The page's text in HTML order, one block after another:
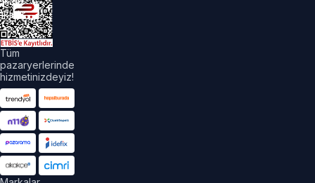
Tüm
pazaryerlerinde
hizmetinizdeyiz!